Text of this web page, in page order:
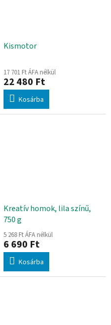
Kismotor
17 701 Ft ÁFA nélkül
22 480 Ft
Kosárba
Kreatív homok, lila színű,
750 g
5 268 Ft ÁFA nélkül
6 690 Ft
Kosárba